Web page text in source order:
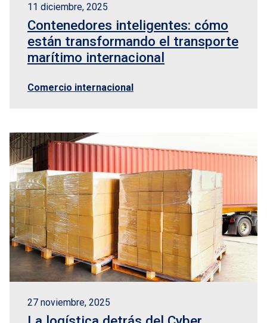
11 diciembre, 2025
Contenedores inteligentes: cómo
están transformando el transporte
marítimo internacional
Comercio internacional
27 noviembre, 2025